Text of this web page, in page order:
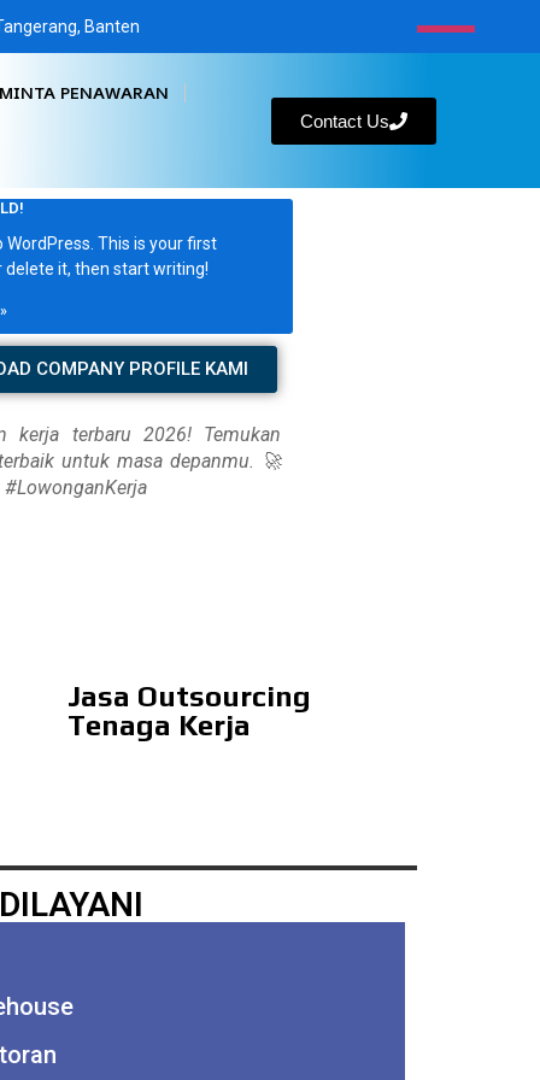
Banten
MINTA PENAWARAN
Contact Us
WordPress. This is your first
delete it, then start writing!
COMPANY PROFILE KAMI
kerja terbaru 2026! Temukan
untuk masa depanmu. 🚀
#LowonganKerja
Jasa Outsourcing
Tenaga Kerja